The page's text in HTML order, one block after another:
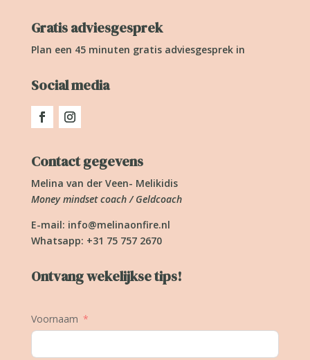
Gratis adviesgesprek
Plan een 45 minuten gratis adviesgesprek in
Social media
Contact gegevens
Melina van der Veen- Melikidis
Money mindset coach / Geldcoach
E-mail: info@melinaonfire.nl
Whatsapp: +31 75 757 2670
Ontvang wekelijkse tips!
Voornaam